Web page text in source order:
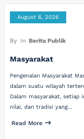
August 6, 2026
By In Berita Publik
Masyarakat
Pengenalan Masyarakat
dalam suatu wilayah
Dalam masyarakat, setiap
nilai, dan tradisi yang…
Read More